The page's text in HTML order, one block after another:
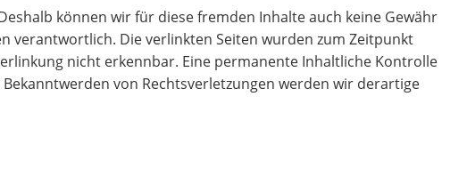
können wir für diese fremden Inhalte auch keine Gewähr
verantwortlich. Die verlinkten Seiten wurden zum Zeitpunkt
nicht erkennbar. Eine permanente Inhaltliche Kontrolle
von Rechtsverletzungen werden wir derartige